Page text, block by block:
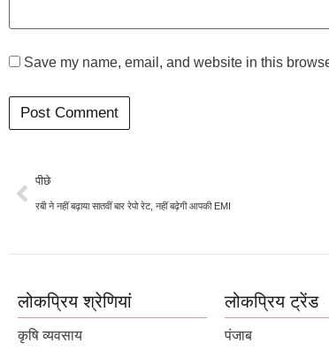
Save my name, email, and website in this
पीछे
रबी ने नहीं बढ़ाया सातवीं बार रेपो रेट, नहीं बढ़ेगी आपकी EMI
लोकप्रिय श्रेणियां
कृषि व्यवसाय
लोकप्रिय ट्रेंड
पंजाब